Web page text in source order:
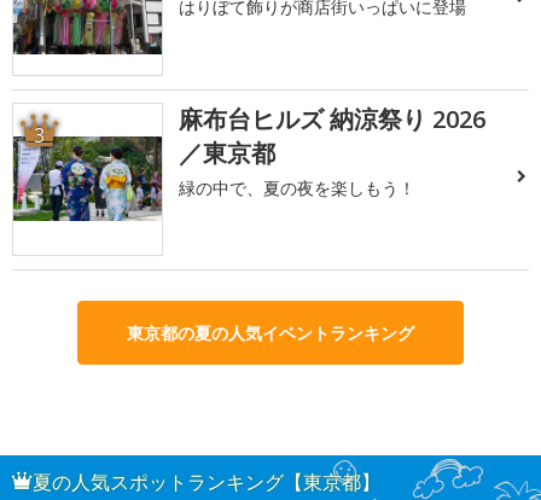
はりぼて飾りが商店街いっぱいに登場
3
麻布台ヒルズ 納涼祭り 2026
／東京都
緑の中で、夏の夜を楽しもう！
東京都の夏の人気イベントランキング
夏の人気スポットランキング【東京都】